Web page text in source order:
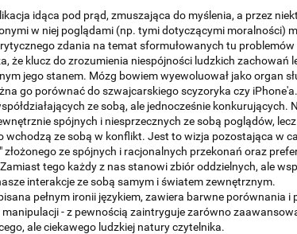
idąca pod prąd, zmuszająca do myślenia, a przez
w niej poglądami (np. tymi dotyczącymi moralności)
zdania na temat sformułowanych tu
że klucz do zrozumienia niespójności ludzkich zachowań
jego stanem. Mózg bowiem wyewoluował jako organ
go porównać do szwajcarskiego scyzoryka czy
ze sobą, ale jednocześnie
spójnych i niesprzecznych ze sobą poglądów,
wchodzą ze sobą w konflikt. Jest to wizja pozostająca w
złożonego ze spójnych i racjonalnych przekonań oraz
Zamiast tego każdy z nas stanowi zbiór oddzielnych, ale
interakcje ze sobą samym i światem zewnętrznym.
pełnym ironii językiem, zawiera barwne porównania
manipulacji - z pewnością zaintryguje zarówno
ale ciekawego ludzkiej natury czytelnika.